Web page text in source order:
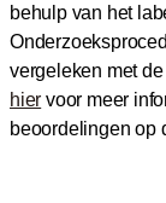
behulp van het
vergeleken met
hier voor meer
beoordelingen op